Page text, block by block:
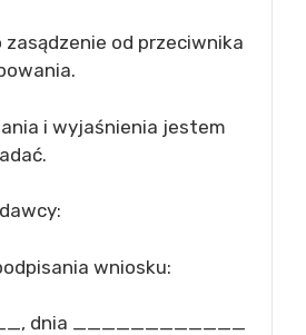
zasądzenie od przeciwnika
i wyjaśnienia jestem
wniosku:
dnia ____________